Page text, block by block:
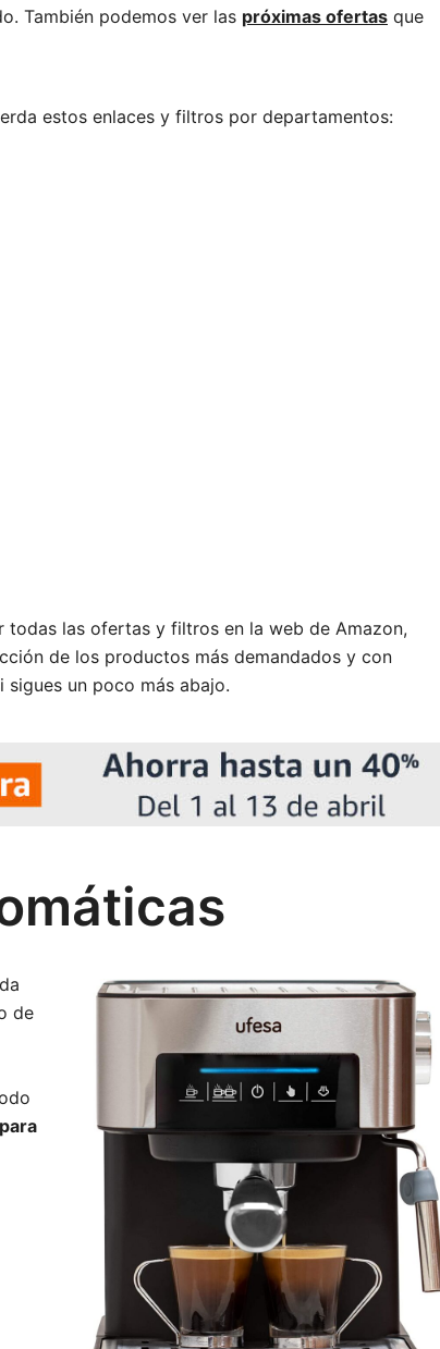
También podemos ver las próximas ofertas que
estos enlaces y filtros por departamentos:
las ofertas y filtros en la web de Amazon,
de los productos más demandados y con
un poco más abajo.
de